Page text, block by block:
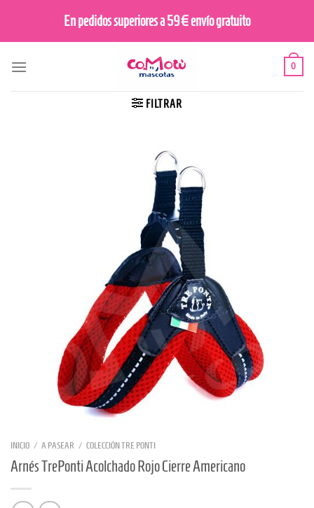
contenido
En pedidos superiores a 59€ envío gratuito
0
FILTRAR
INICIO / A PASEAR / COLECCIÓN TRE PONTI
Arnés TrePonti Acolchado Rojo Cierre Americano